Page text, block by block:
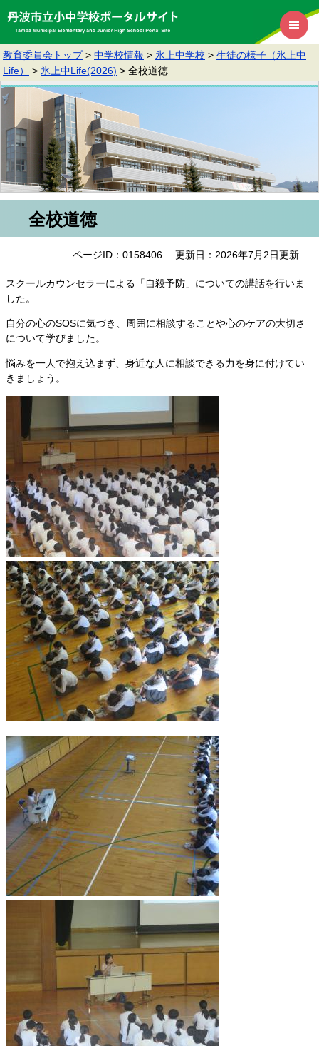
教育委員会トップ > 中学校情報 > 氷上中学校 > 生徒の様子（氷上中
Life）
> 氷上中Life(2026) > 全校道徳
全校道徳
ページID：0158406 更新日：2026年7月2日更新
スクールカウンセラーによる「自殺予防」についての講話を行いま
した。
自分の心のSOSに気づき、周囲に相談することや心のケアの大切さ
について学びました。
悩みを一人で抱え込まず、身近な人に相談できる力を身に付けてい
きましょう。